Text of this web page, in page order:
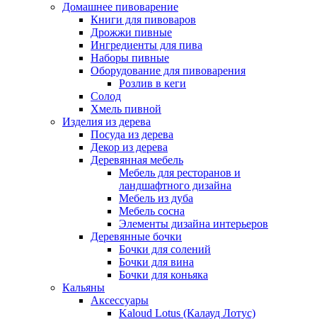
Домашнее пивоварение
Книги для пивоваров
Дрожжи пивные
Ингредиенты для пива
Наборы пивные
Оборудование для пивоварения
Розлив в кеги
Солод
Хмель пивной
Изделия из дерева
Посуда из дерева
Декор из дерева
Деревянная мебель
Мебель для ресторанов и
ландшафтного дизайна
Мебель из дуба
Мебель сосна
Элементы дизайна интерьеров
Деревянные бочки
Бочки для солений
Бочки для вина
Бочки для коньяка
Кальяны
Аксессуары
Kaloud Lotus (Калауд Лотус)